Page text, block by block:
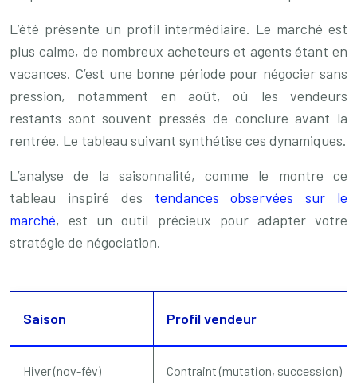
L’été présente un profil intermédiaire. Le marché est
plus calme, de nombreux acheteurs et agents étant en
vacances. C’est une bonne période pour négocier sans
pression, notamment en août, où les vendeurs
restants sont souvent pressés de conclure avant la
rentrée. Le tableau suivant synthétise ces dynamiques.
L’analyse de la saisonnalité, comme le montre ce
tableau inspiré des tendances observées sur le
marché, est un outil précieux pour adapter votre
stratégie de négociation.
Saison Profil vendeur
Hiver (nov-fév) Contraint (mutation, succession)